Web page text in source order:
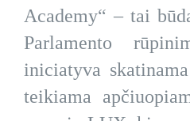
Academy“ – tai
Parlamento
iniciatyva
teikiama